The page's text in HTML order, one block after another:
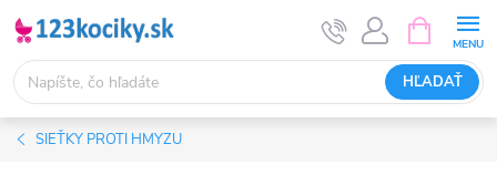
Prejsť
obsah
HĽADAŤ
KOŠÍK
SIEŤKY PROTI HMYZU